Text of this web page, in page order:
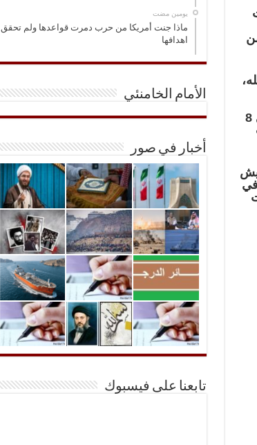
لحزب الله؛ إذ تم تصفية ستة آلاف “مخرب” (مقاوم) منذ بداية الحرب في لبنان في 8
في
‏يومين مضت
ماذا جنت أمريكا من حرب دمرت قواعدها ولم تحقق
اهدافها
الأمام الخامنئي
أخبار في صور
تابعنا على فيسبوك